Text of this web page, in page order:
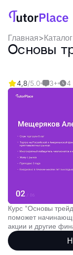
Главная>Каталог
Основы
4,8/5.0 3+ 4
Курс "Основы
поможет
акции и другие